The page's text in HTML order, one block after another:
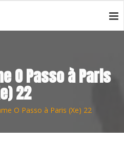
O Passo à Paris
22
O Passo à Paris (Xe) 22